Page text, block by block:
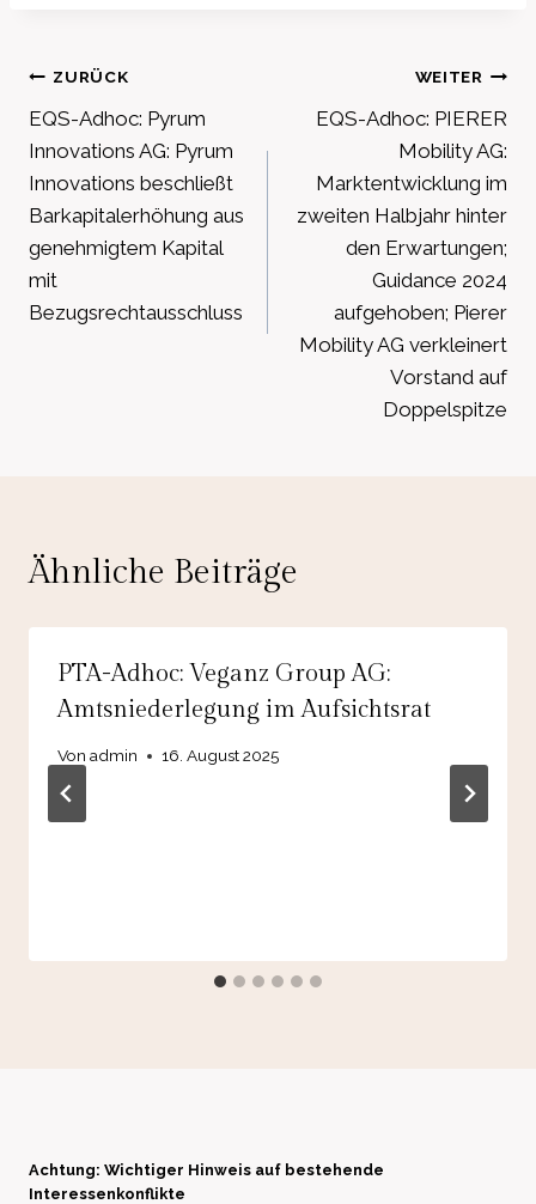
Beitragsnavigation
ZURÜCK
EQS-Adhoc: Pyrum
Innovations AG: Pyrum
Innovations beschließt
Barkapitalerhöhung aus
genehmigtem Kapital
mit
Bezugsrechtausschluss
WEITER
EQS-Adhoc: PIERER
Mobility AG:
Marktentwicklung im
zweiten Halbjahr hinter
den Erwartungen;
Guidance 2024
aufgehoben; Pierer
Mobility AG verkleinert
Vorstand auf
Doppelspitze
Ähnliche Beiträge
PTA-Adhoc: Veganz Group AG:
Amtsniederlegung im Aufsichtsrat
Von admin 16. August 2025
Achtung: Wichtiger Hinweis auf bestehende
Interessenkonflikte